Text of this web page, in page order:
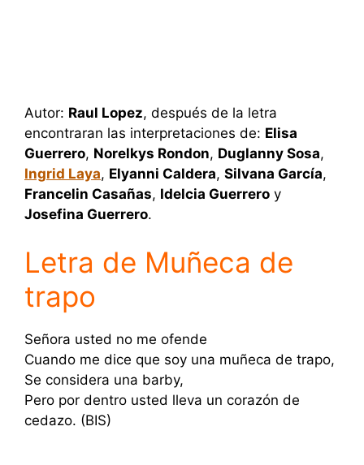
Autor: Raul Lopez, después de la letra
encontraran las interpretaciones de: Elisa
Guerrero, Norelkys Rondon, Duglanny Sosa,
Ingrid Laya, Elyanni Caldera, Silvana García,
Francelin Casañas, Idelcia Guerrero y
Josefina Guerrero.
Letra de Muñeca de
trapo
Señora usted no me ofende
Cuando me dice que soy una muñeca de trapo,
Se considera una barby,
Pero por dentro usted lleva un corazón de
cedazo. (BIS)